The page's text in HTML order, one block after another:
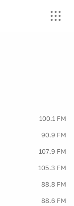
100.1 FM
90.9 FM
107.9 FM
105.3 FM
88.8 FM
88.6 FM